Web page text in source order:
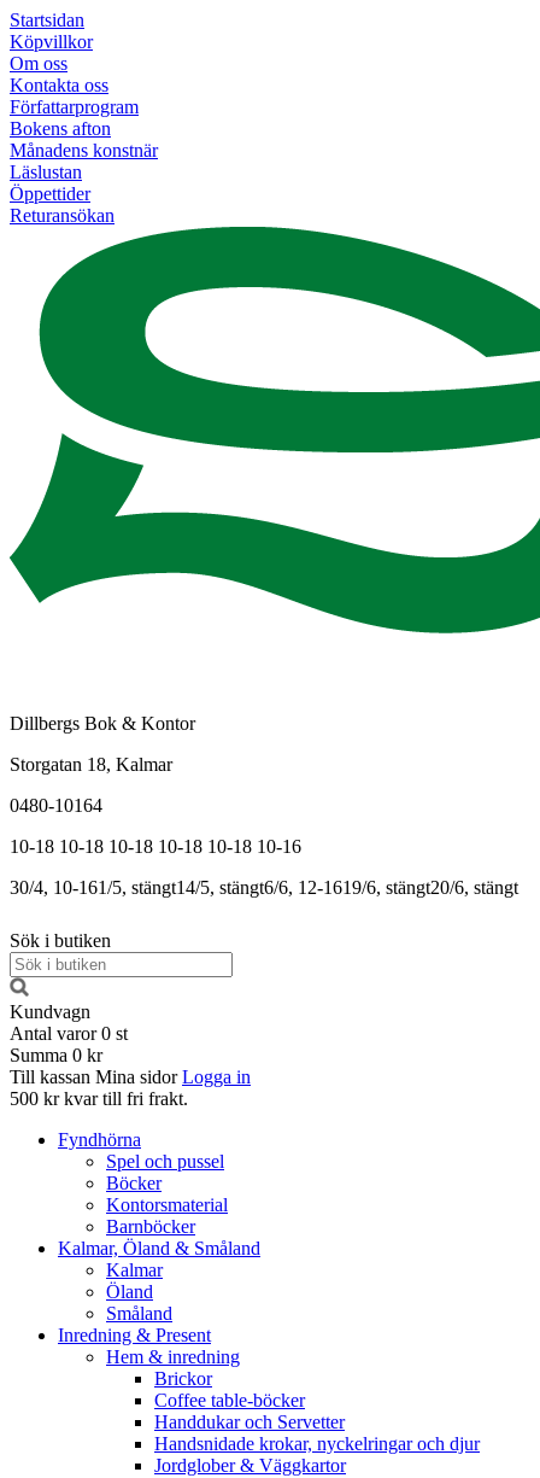
Startsidan
Köpvillkor
Om oss
Kontakta oss
Författarprogram
Bokens afton
Månadens konstnär
Läslustan
Öppettider
Returansökan
Dillbergs Bok & Kontor
Storgatan 18, Kalmar
0480-10164
10-18 10-18 10-18 10-18 10-18 10-16
30/4, 10-161/5, stängt14/5, stängt6/6, 12-1619/6, stängt20/6, stängt
Sök i butiken
Kundvagn
Antal varor 0 st
Summa 0 kr
Till kassan Mina sidor Logga in
500 kr kvar till fri frakt.
Fyndhörna
Spel och pussel
Böcker
Kontorsmaterial
Barnböcker
Kalmar, Öland & Småland
Kalmar
Öland
Småland
Inredning & Present
Hem & inredning
Brickor
Coffee table-böcker
Handdukar och Servetter
Handsnidade krokar, nyckelringar och djur
Jordglober & Väggkartor